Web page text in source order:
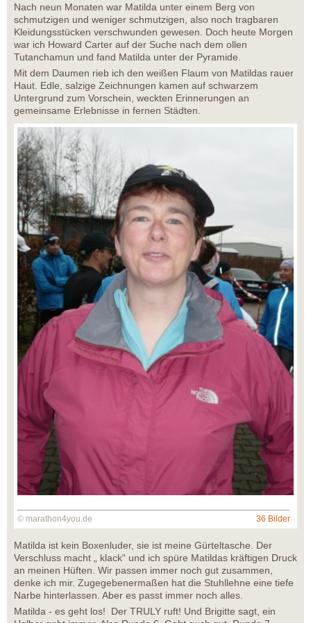
Nach neun Monaten war Matilda unter einem Berg von
schmutzigen und weniger schmutzigen, also noch tragbaren
Kleidungsstücken verschwunden gewesen. Doch heute Morgen
war ich Howard Carter auf der Suche nach dem ollen
Tutanchamun und fand Matilda unter der Pyramide.
Mit dem Daumen rieb ich den weißen Flaum von Matildas rauer
Haut. Edle, salzige Zeichnungen kamen auf schwarzem
Untergrund zum Vorschein, weckten Erinnerungen an
gemeinsame Erlebnisse in fernen Städten.
© marathon4you.de 36 Bilder
Matilda ist kein Boxenluder, sie ist meine Gürteltasche. Der
Verschluss macht „ klack“ und ich spüre Matildas kräftigen Druck
an meinen Hüften. Wir passen immer noch gut zusammen,
denke ich mir. Zugegebenermaßen hat die Stuhllehne eine tiefe
Narbe hinterlassen. Aber es passt immer noch alles.
Matilda - es geht los! Der TRULY ruft! Und Brigitte sagt, ein